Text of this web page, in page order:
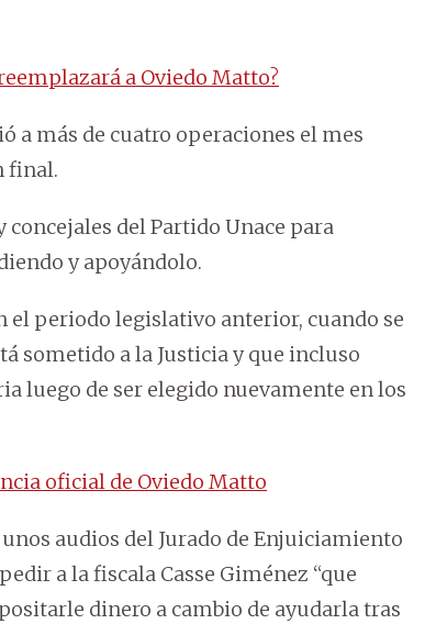
a Oviedo Matto?
a más de cuatro operaciones el mes
final.
del Partido Unace para
y apoyándolo.
el periodo legislativo anterior, cuando se
sometido a la Justicia y que incluso
luego de ser elegido nuevamente en los
oficial de Oviedo Matto
audios del Jurado de Enjuiciamiento
a la fiscala Casse Giménez “que
dinero a cambio de ayudarla tras